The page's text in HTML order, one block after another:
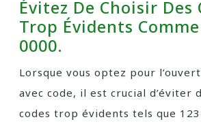
Évitez De Choisir Des
Trop Évidents
0000.
Lorsque vous optez pour
avec code, il est crucial d’éviter
codes trop évidents tels que